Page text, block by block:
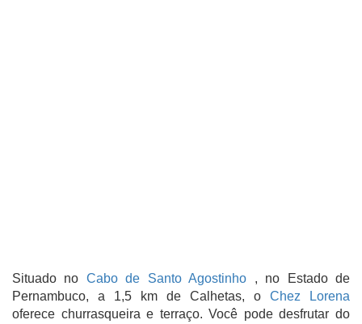
Situado no Cabo de Santo Agostinho , no Estado de
Pernambuco, a 1,5 km de Calhetas, o Chez Lorena
oferece churrasqueira e terraço. Você pode desfrutar do